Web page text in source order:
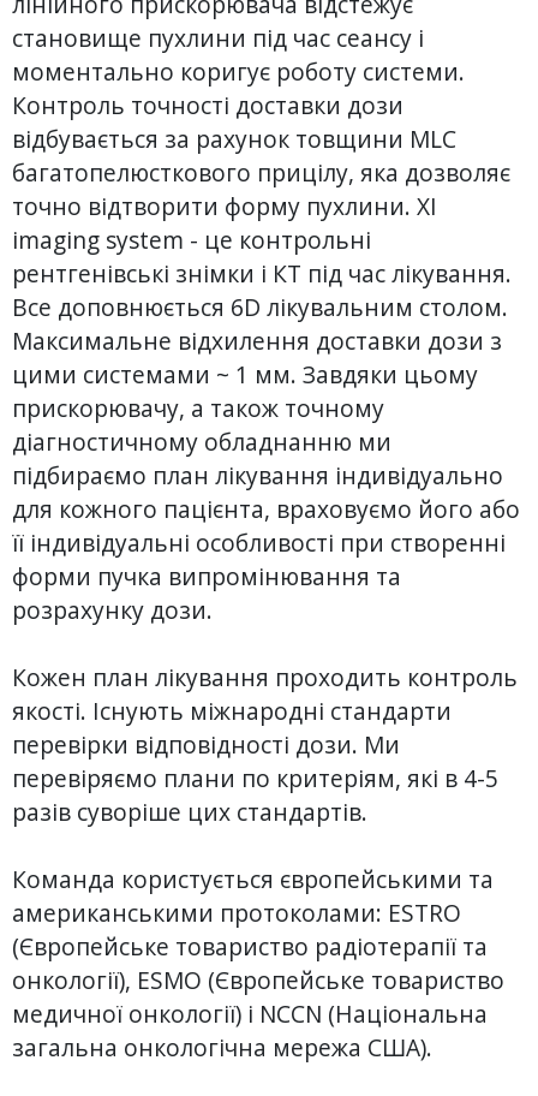
становище пухлини під час сеансу і
моментально коригує роботу системи.
Контроль точності доставки дози
відбувається за рахунок товщини MLC
багатопелюсткового прицілу, яка дозволяє
точно відтворити форму пухлини. XI
imaging system - це контрольні
рентгенівські знімки і КТ під час лікування.
Все доповнюється 6D лікувальним столом.
Максимальне відхилення доставки дози з
цими системами ~ 1 мм. Завдяки цьому
прискорювачу, а також точному
діагностичному обладнанню ми
підбираємо план лікування індивідуально
для кожного пацієнта, враховуємо його або
її індивідуальні особливості при створенні
форми пучка випромінювання та
розрахунку дози.
Кожен план лікування проходить контроль
якості. Існують міжнародні стандарти
перевірки відповідності дози. Ми
перевіряємо плани по критеріям, які в 4-5
разів суворіше цих стандартів.
Команда користується європейськими та
американськими протоколами: ESTRO
(Європейське товариство радіотерапії та
онкології), ESMO (Європейське товариство
медичної онкології) і NCCN (Національна
загальна онкологічна мережа США).